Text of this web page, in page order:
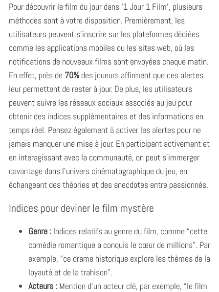
Pour découvrir le film du jour dans ‘1 Jour 1 Film’, plusieurs
méthodes sont à votre disposition. Premièrement, les
utilisateurs peuvent s’inscrire sur les plateformes dédiées
comme les applications mobiles ou les sites web, où les
notifications de nouveaux films sont envoyées chaque matin.
En effet, près de 70%des joueurs affirment que ces alertes
leur permettent de rester à jour. De plus, les utilisateurs
peuvent suivre les réseaux sociaux associés au jeu pour
obtenir des indices supplémentaires et des informations en
temps réel. Pensez également à activer les alertes pour ne
jamais manquer une mise à jour. En participant activement et
en interagissant avec la communauté, on peut s’immerger
davantage dans l’univers cinématographique du jeu, en
échangeant des théories et des anecdotes entre passionnés.
Indices pour deviner le film mystère
Genre :Indices relatifs au genre du film, comme “cette
comédie romantique a conquis le cœur de millions”. Par
exemple, “ce drame historique explore les thèmes de la
loyauté et de la trahison”.
Acteurs :Mention d’un acteur clé, par exemple, “le film